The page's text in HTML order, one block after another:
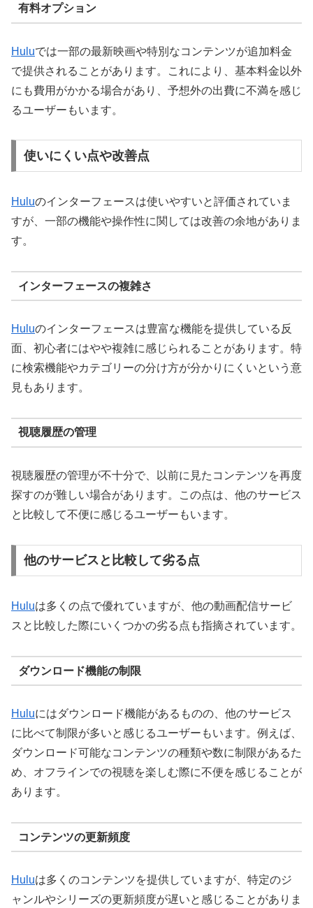
有料オプション
Huluでは一部の最新映画や特別なコンテンツが追加料金
で提供されることがあります。これにより、基本料金以外
にも費用がかかる場合があり、予想外の出費に不満を感じ
るユーザーもいます。
使いにくい点や改善点
Huluのインターフェースは使いやすいと評価されていま
すが、一部の機能や操作性に関しては改善の余地がありま
す。
インターフェースの複雑さ
Huluのインターフェースは豊富な機能を提供している反
面、初心者にはやや複雑に感じられることがあります。特
に検索機能やカテゴリーの分け方が分かりにくいという意
見もあります。
視聴履歴の管理
視聴履歴の管理が不十分で、以前に見たコンテンツを再度
探すのが難しい場合があります。この点は、他のサービス
と比較して不便に感じるユーザーもいます。
他のサービスと比較して劣る点
Huluは多くの点で優れていますが、他の動画配信サービ
スと比較した際にいくつかの劣る点も指摘されています。
ダウンロード機能の制限
Huluにはダウンロード機能があるものの、他のサービス
に比べて制限が多いと感じるユーザーもいます。例えば、
ダウンロード可能なコンテンツの種類や数に制限があるた
め、オフラインでの視聴を楽しむ際に不便を感じることが
あります。
コンテンツの更新頻度
Huluは多くのコンテンツを提供していますが、特定のジ
ャンルやシリーズの更新頻度が遅いと感じることがありま